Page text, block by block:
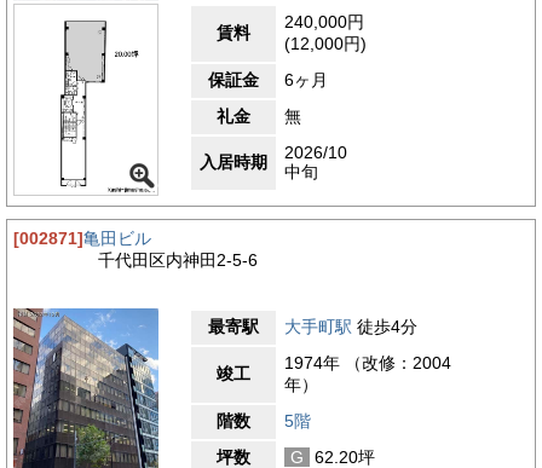
賃料
240,000円
(12,000円)
保証金
6ヶ月
礼金
無
入居時期
2026/10
中旬
[002871]亀田ビル
千代田区内神田2-5-6
最寄駅 大手町駅 徒歩4分
竣工
1974年 （改修：2004
年）
階数
5階
坪数
G
62.20坪